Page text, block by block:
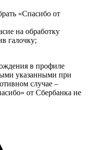
«Спасибо от
на обработку
галочку;
в профиле
указанными при
случае –
от Сбербанка не